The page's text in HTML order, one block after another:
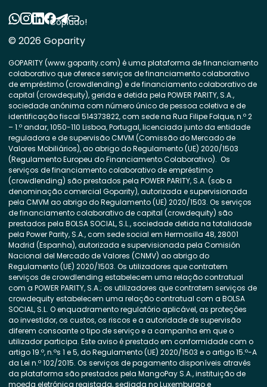
© 2026 Goparity
GOPARITY (www.goparity.com) é uma plataforma de financiamento
colaborativo que oferece serviços de financiamento colaborativo
de empréstimo (crowdlending) e de financiamento colaborativo de
capital (crowdequity), gerida e detida pela POWER PARITY, S.A.,
sociedade anónima com número único de pessoa coletiva e de
identificação fiscal 514373822, com sede na Rua Filipe Folque, n.º 2
– 1.º andar, 1050-110 Lisboa, Portugal, licenciada junto da entidade
reguladora e de supervisão CMVM (Comissão do Mercado de
Valores Mobiliários), ao abrigo do Regulamento (UE) 2020/1503
(Regulamento Europeu do Financiamento Colaborativo). Os
serviços de financiamento colaborativo de empréstimo
(crowdlending) são prestados pela POWER PARITY, S.A. (sob a
denominação comercial Goparity), autorizada e supervisionada
pela CMVM ao abrigo do Regulamento (UE) 2020/1503. Os serviços
de financiamento colaborativo de capital (crowdequity) são
prestados pela BOLSA SOCIAL, S.L., sociedade detida na totalidade
pela Power Parity, S.A., com sede social em Hermosilla 48, 28001
Madrid (Espanha), autorizada e supervisionada pela Comisión
Nacional del Mercado de Valores (CNMV) ao abrigo do
Regulamento (UE) 2020/1503. Os utilizadores que contratem
serviços de crowdlending estabelecem uma relação contratual
com a POWER PARITY, S.A.; os utilizadores que contratem serviços de
crowdequity estabelecem uma relação contratual com a BOLSA
SOCIAL, S.L. O enquadramento regulatório aplicável, as proteções
ao investidor, os custos, os riscos e a autoridade de supervisão
diferem consoante o tipo de serviço e a campanha em que o
utilizador participa. Este aviso é prestado em conformidade com o
artigo 19.º, n.ºs 1 e 5, do Regulamento (UE) 2020/1503 e o artigo 15.º-A
da Lei n.º 102/2015. Os serviços de pagamento disponíveis através
da plataforma são prestados pela MangoPay S.A., instituição de
moeda eletrónica registada, sediada no Luxemburgo e
Copiado!